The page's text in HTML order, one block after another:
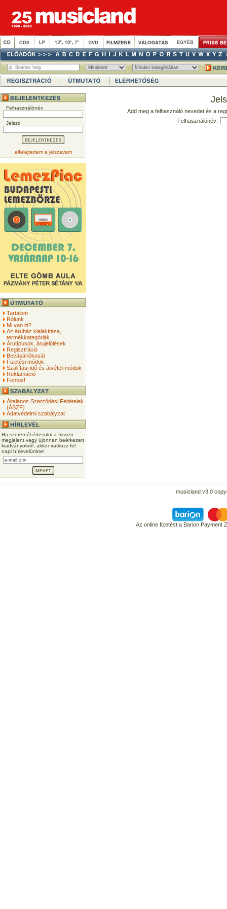
Felhasználónév
Jelszó
elfelejtettem a jelszavam
Tartalom
Rólunk
Mi van itt?
Az áruház kialakítása,
termékkategóriák
Árutípusok, árujelölések
Regisztráció
Bevásárlókosár
Fizetési módok
Szállítási idő és átvételi módok
Reklamáció
Fontos!
Általános Szerződési Feltételek
(ÁSZF)
Adatvédelmi szabályzat
Ha szeretnél értesülni a frissen
megjelent vagy újonnan beérkezett
kiadványokról, akkor iratkozz fel
napi hírlevelünkre!
Add meg a felhasználó nevedet és a
Felhasználónév:
musicland v3.0
Az online fizetést a Barion Payment